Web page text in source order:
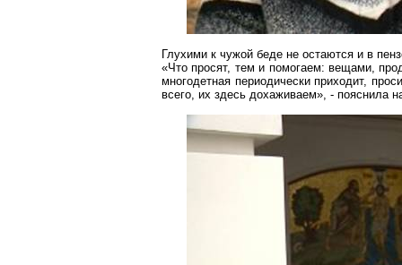
Глухими к чужой беде не остаются и в
«Что просят, тем и помогаем: вещами,
многодетная периодически приходит,
всего, их здесь дохаживаем», - пояснила